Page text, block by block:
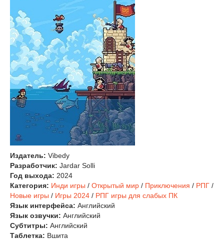
Издатель: Vibedy
Разработчик: Jardar Solli
Год выхода: 2024
Категория: Инди игры / Открытый мир / Приключения / РПГ /
Новые игры / Игры 2024 / РПГ игры для слабых ПК
Язык интерфейса: Английский
Язык озвучки: Английский
Субтитры: Английский
Таблетка: Вшита